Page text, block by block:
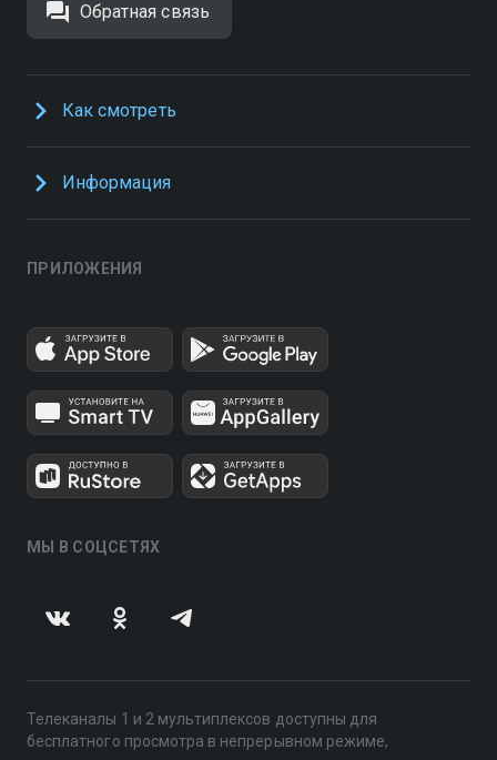
Обратная связь
Как смотреть
Информация
ПРИЛОЖЕНИЯ
МЫ В СОЦСЕТЯХ
Телеканалы 1 и 2 мультиплексов доступны для
бесплатного просмотра в непрерывном режиме,